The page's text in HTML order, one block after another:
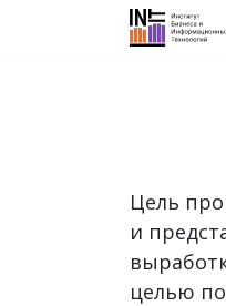
Цель
и
целью